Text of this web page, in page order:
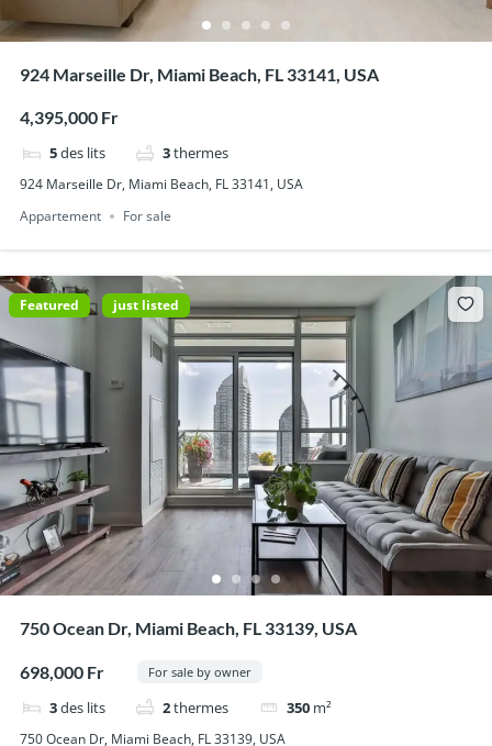
924 Marseille Dr, Miami Beach, FL 33141, USA
4,395,000 Fr
5des lits 3thermes
924 Marseille Dr, Miami Beach, FL 33141, USA
Appartement
For sale
Featured just listed
750 Ocean Dr, Miami Beach, FL 33139, USA
698,000 Fr For sale by owner
3des lits 2thermes 350 m²
750 Ocean Dr, Miami Beach, FL 33139, USA